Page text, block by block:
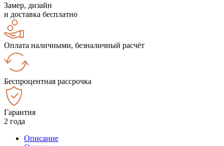
Замер, дизайн
и доставка бесплатно
Оплата наличными, безналичный расчёт
Беспроцентная рассрочка
Гарантия
2 года
Описание